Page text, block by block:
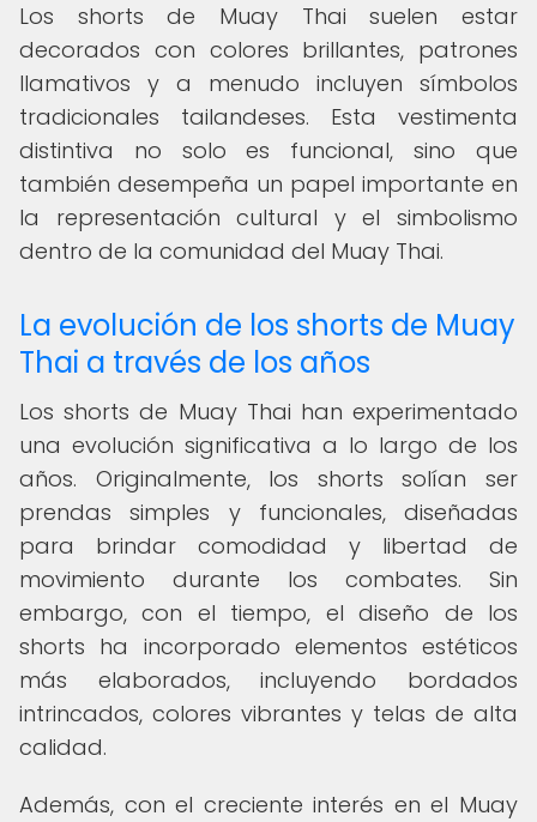
Los shorts de Muay Thai suelen estar
decorados con colores brillantes, patrones
llamativos y a menudo incluyen símbolos
tradicionales tailandeses. Esta vestimenta
distintiva no solo es funcional, sino que
también desempeña un papel importante en
la representación cultural y el simbolismo
dentro de la comunidad del Muay Thai.
La evolución de los shorts de Muay
Thai a través de los años
Los shorts de Muay Thai han experimentado
una evolución significativa a lo largo de los
años. Originalmente, los shorts solían ser
prendas simples y funcionales, diseñadas
para brindar comodidad y libertad de
movimiento durante los combates. Sin
embargo, con el tiempo, el diseño de los
shorts ha incorporado elementos estéticos
más elaborados, incluyendo bordados
intrincados, colores vibrantes y telas de alta
calidad.
Además, con el creciente interés en el Muay